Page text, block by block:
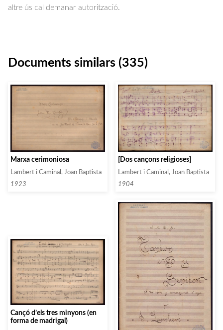
altre ús cal demanar autorització.
Documents similars (335)
Marxa cerimoniosa
Lambert i Caminal, Joan Baptista
1923
[Dos cançons religioses]
Lambert i Caminal, Joan Baptista
1904
Cançó d’els tres minyons (en
forma de madrigal)